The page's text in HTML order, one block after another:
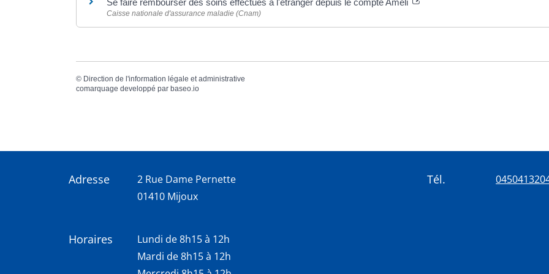
Caisse nationale d'assurance maladie (Cnam)
© Direction de l'information légale et administrative
comarquage developpé par baseo.io
Adresse
2 Rue Dame Pernette
01410 Mijoux
Horaires
Lundi de 8h15 à 12h
Mardi de 8h15 à 12h
Tél.